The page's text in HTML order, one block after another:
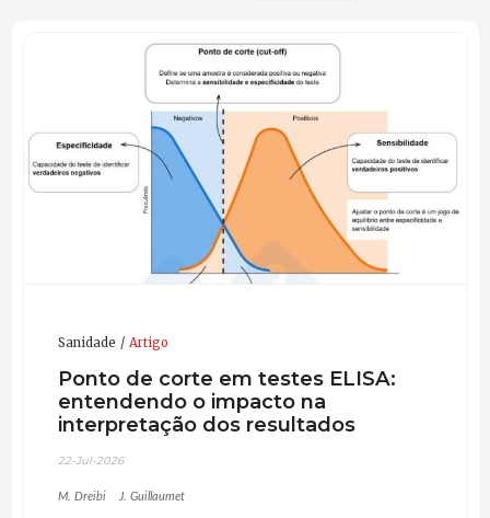
Sanidade Artigo
Ponto de corte em testes ELISA:
entendendo o impacto na
interpretação dos resultados
22-Jul-2026
M. Dreibi J. Guillaumet